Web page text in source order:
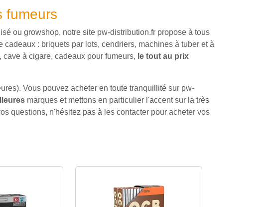
fumeurs
ou growshop, notre site pw-distribution.fr propose à tous
: briquets par lots, cendriers, machines à tuber et à
à cigare, cadeaux pour fumeurs, le tout au prix
Vous pouvez acheter en toute tranquillité sur pw-
marques et mettons en particulier l'accent sur la très
questions, n'hésitez pas à les contacter pour acheter vos